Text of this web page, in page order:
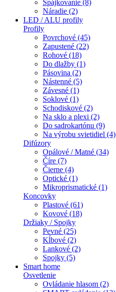
Spájkovanie (8)
Náradie (2)
LED / ALU profily
Profily
Povrchové (45)
Zapustené (22)
Rohové (18)
Do dlažby (1)
Pásovina (2)
Nástenné (5)
Závesné (1)
Soklové (1)
Schodiskové (2)
Na sklo a plexi (2)
Do sadrokartónu (9)
Na výrobu svietidiel (4)
Difúzory
Opálové / Matné (34)
Číre (7)
Čierne (4)
Optické (1)
Mikroprismatické (1)
Koncovky
Plastové (61)
Kovové (18)
Držiaky / Spojky
Pevné (25)
Kĺbové (2)
Lankové (2)
Spojky (5)
Smart home
Osvetlenie
Ovládanie hlasom (2)